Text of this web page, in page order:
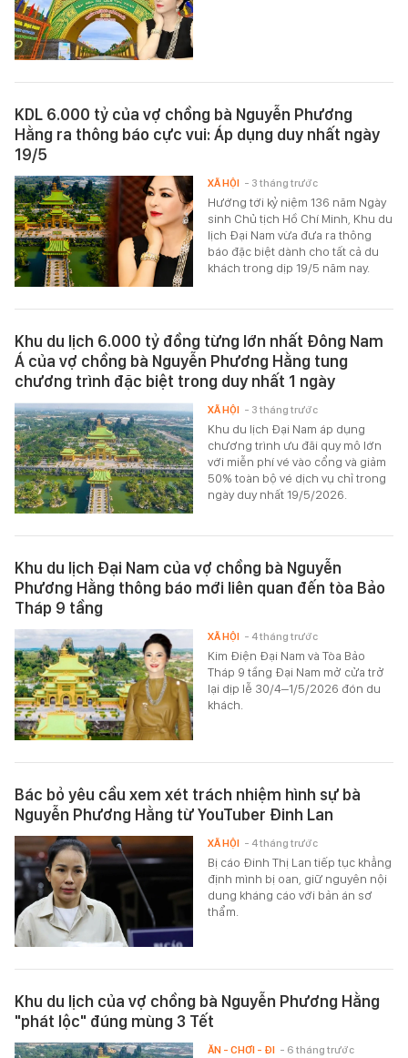
KDL 6.000 tỷ của vợ chồng bà Nguyễn Phương
Hằng ra thông báo cực vui: Áp dụng duy nhất ngày
19/5
Hướng tới kỷ niệm 136 năm Ngày
sinh Chủ tịch Hồ Chí Minh, Khu du
lịch Đại Nam vừa đưa ra thông
báo đặc biệt dành cho tất cả du
khách trong dịp 19/5 năm nay.
XÃ HỘI - 3 tháng trước
Khu du lịch 6.000 tỷ đồng từng lớn nhất Đông Nam
Á của vợ chồng bà Nguyễn Phương Hằng tung
chương trình đặc biệt trong duy nhất 1 ngày
Khu du lịch Đại Nam áp dụng
chương trình ưu đãi quy mô lớn
với miễn phí vé vào cổng và giảm
50% toàn bộ vé dịch vụ chỉ trong
ngày duy nhất 19/5/2026.
XÃ HỘI - 3 tháng trước
Khu du lịch Đại Nam của vợ chồng bà Nguyễn
Phương Hằng thông báo mới liên quan đến tòa Bảo
Tháp 9 tầng
Kim Điện Đại Nam và Tòa Bảo
Tháp 9 tầng Đại Nam mở cửa trở
lại dịp lễ 30/4–1/5/2026 đón du
khách.
XÃ HỘI - 4 tháng trước
Bác bỏ yêu cầu xem xét trách nhiệm hình sự bà
Nguyễn Phương Hằng từ YouTuber Đinh Lan
Bị cáo Đinh Thị Lan tiếp tục khẳng
định mình bị oan, giữ nguyên nội
dung kháng cáo với bản án sơ
thẩm.
XÃ HỘI - 4 tháng trước
Khu du lịch của vợ chồng bà Nguyễn Phương Hằng
"phát lộc" đúng mùng 3 Tết
ĂN - CHƠI - ĐI - 6 tháng trước